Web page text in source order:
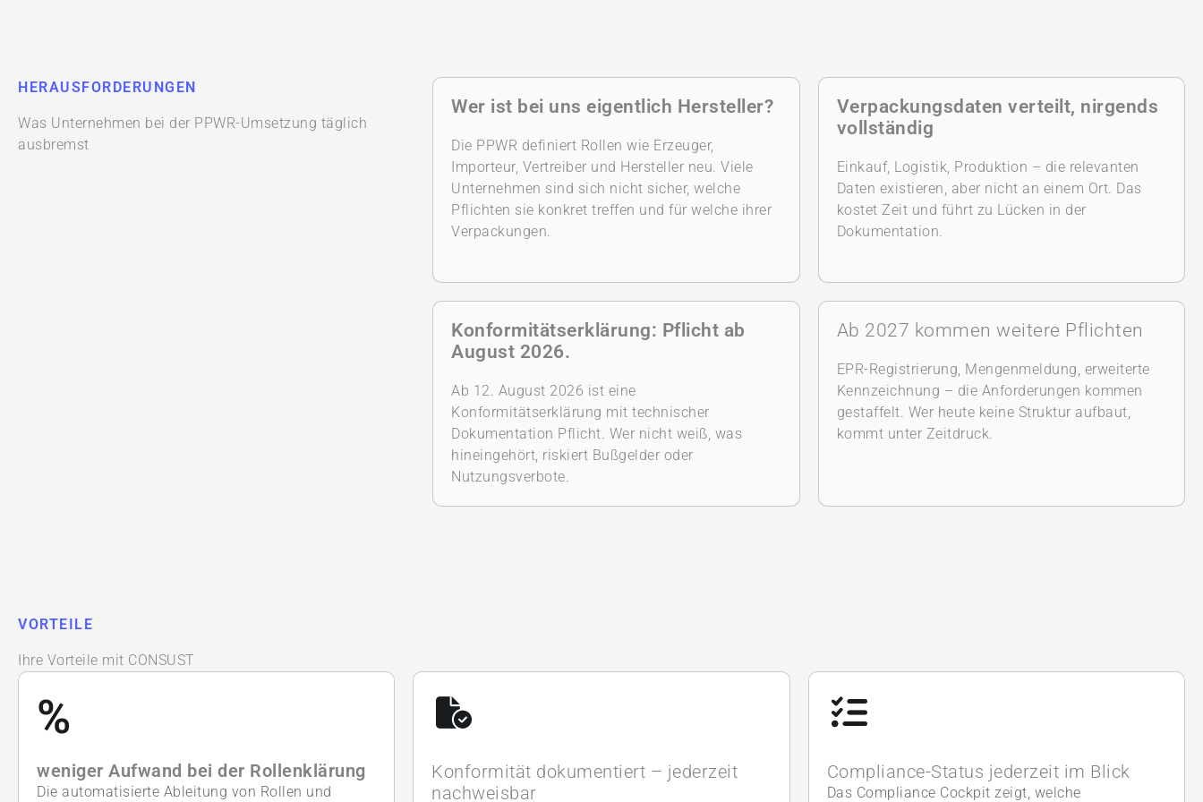
HERAUSFORDERUNGEN
Was Unternehmen bei der PPWR-Umsetzung täglich
ausbremst
Wer ist bei uns eigentlich Hersteller?
Die PPWR definiert Rollen wie Erzeuger,
Importeur, Vertreiber und Hersteller neu. Viele
Unternehmen sind sich nicht sicher, welche
Pflichten sie konkret treffen und für welche ihrer
Verpackungen.
Verpackungsdaten verteilt, nirgends
vollständig
Einkauf, Logistik, Produktion – die relevanten
Daten existieren, aber nicht an einem Ort. Das
kostet Zeit und führt zu Lücken in der
Dokumentation.
Konformitätserklärung: Pflicht ab
August 2026.
Ab 12. August 2026 ist eine
Konformitätserklärung mit technischer
Dokumentation Pflicht. Wer nicht weiß, was
hineingehört, riskiert Bußgelder oder
Nutzungsverbote.
Ab 2027 kommen weitere Pflichten
EPR-Registrierung, Mengenmeldung, erweiterte
Kennzeichnung – die Anforderungen kommen
gestaffelt. Wer heute keine Struktur aufbaut,
kommt unter Zeitdruck.
VORTEILE
Ihre Vorteile mit CONSUST
%
weniger Aufwand bei der Rollenklärung
Die automatisierte Ableitung von Rollen und
Konformität dokumentiert – jederzeit
nachweisbar
Compliance-Status jederzeit im Blick
Das Compliance Cockpit zeigt, welche